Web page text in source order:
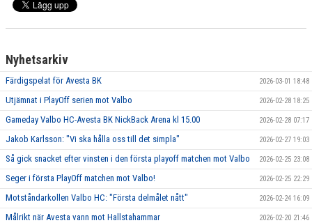
Nyhetsarkiv
Färdigspelat för Avesta BK 2026-03-01 18:48
Utjämnat i PlayOff serien mot Valbo 2026-02-28 18:25
Gameday Valbo HC-Avesta BK NickBack Arena kl 15.00 2026-02-28 07:17
Jakob Karlsson: "Vi ska hålla oss till det simpla" 2026-02-27 19:03
Så gick snacket efter vinsten i den första playoff matchen mot Valbo 2026-02-25 23:08
Seger i första PlayOff matchen mot Valbo! 2026-02-25 22:29
Motståndarkollen Valbo HC: "Första delmålet nått" 2026-02-24 16:09
Målrikt när Avesta vann mot Hallstahammar 2026-02-20 21:46